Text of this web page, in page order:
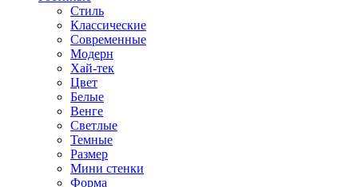
Стиль
Классические
Современные
Модерн
Хай-тек
Цвет
Белые
Венге
Светлые
Темные
Размер
Мини стенки
Форма